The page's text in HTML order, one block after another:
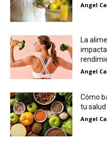
Angel
La
Angel
Cómo
tu
Angel